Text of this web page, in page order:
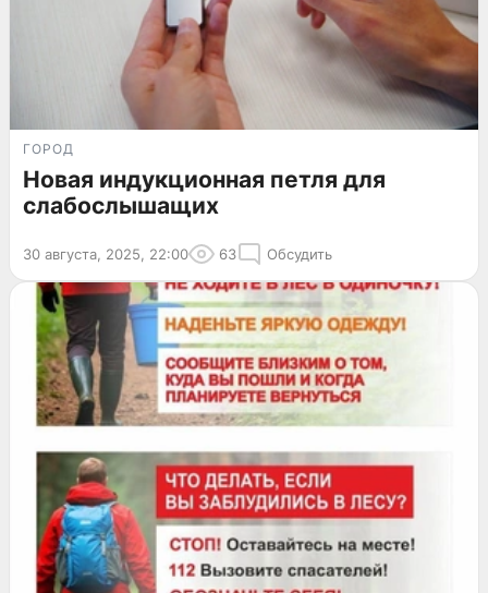
ГОРОД
Новая индукционная петля для
слабослышащих
30 августа, 2025, 22:00 63 Обсудить